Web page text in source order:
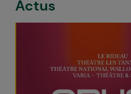
Actus